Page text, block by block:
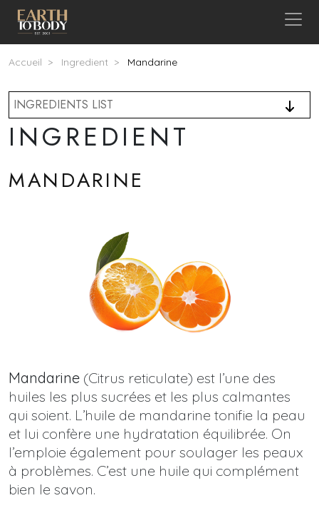
Aller au contenu principal
Fil d'Ariane
Accueil Ingredient Mandarine
INGREDIENTS LIST
INGREDIENT
MANDARINE
Mandarine (Citrus reticulate) est l’une des
huiles les plus sucrées et les plus calmantes
qui soient. L’huile de mandarine tonifie la peau
et lui confère une hydratation équilibrée. On
l’emploie également pour soulager les peaux
à problèmes. C’est une huile qui complément
bien le savon.